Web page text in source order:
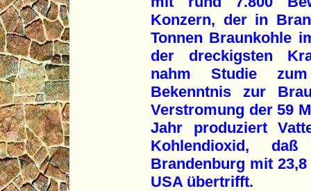
Konzern, der in
Tonnen Braunkohle
der dreckigsten
nahm Studie
Bekenntnis zur
Verstromung der 59
Jahr produziert
Kohlendioxid,
Brandenburg mit
USA übertrifft.